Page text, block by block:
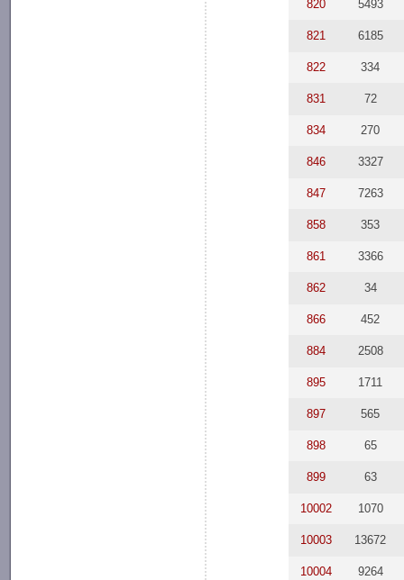
820 5493
821 6185
822 334
831 72
834 270
846 3327
847 7263
858 353
861 3366
862 34
866 452
884 2508
895 1711
897 565
898 65
899 63
10002 1070
10003 13672
10004 9264